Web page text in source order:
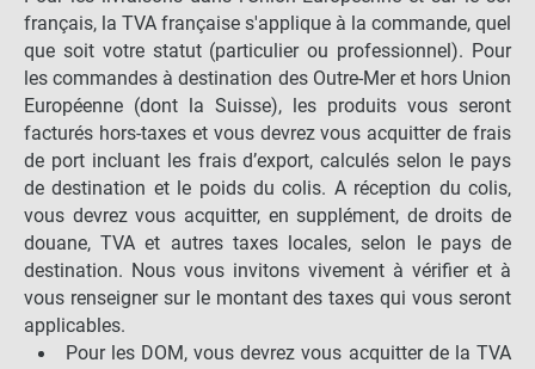
français, la TVA française s'applique à la commande, quel
que soit votre statut (particulier ou professionnel). Pour
les commandes à destination des Outre-Mer et hors Union
Européenne (dont la Suisse), les produits vous seront
facturés hors-taxes et vous devrez vous acquitter de frais
de port incluant les frais d’export, calculés selon le pays
de destination et le poids du colis. A réception du colis,
vous devrez vous acquitter, en supplément, de droits de
douane, TVA et autres taxes locales, selon le pays de
destination. Nous vous invitons vivement à vérifier et à
vous renseigner sur le montant des taxes qui vous seront
applicables.
Pour les DOM, vous devrez vous acquitter de la TVA